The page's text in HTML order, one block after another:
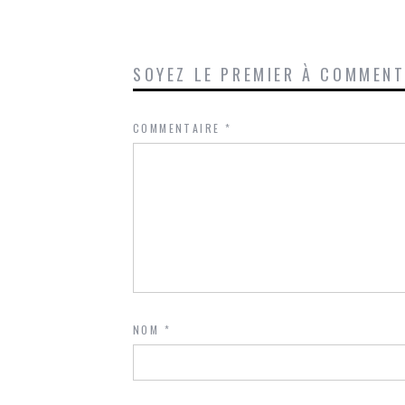
SOYEZ LE PREMIER À
COMMENTAIRE *
NOM *